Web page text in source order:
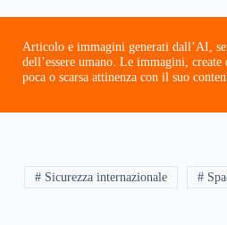
Articolo e immagini generati dall’AI,
dell’essere umano. Le immagini,
poca o scarsa attinenza con il suo
# Sicurezza internazionale #